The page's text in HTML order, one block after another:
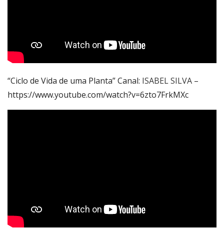
“Ciclo de Vida de uma Planta” Canal: ISABEL SILVA –
https://www.youtube.com/watch?v=6zto7FrkMXc